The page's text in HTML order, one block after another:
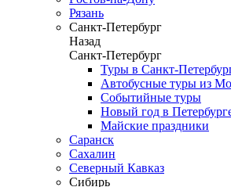
Рязань
Санкт-Петербург
Назад
Санкт-Петербург
Туры в Санкт-
Автобусные туры из
Событийные туры
Новый год в
Майские праздники
Саранск
Сахалин
Северный Кавказ
Сибирь